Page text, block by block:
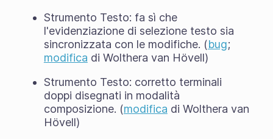
Strumento Testo: fa sì che
l'evidenziazione di selezione testo sia
sincronizzata con le modifiche. (bug;
modifica di Wolthera van Hövell)
Strumento Testo: corretto terminali
doppi disegnati in modalità
composizione. (modifica di Wolthera van
Hövell)